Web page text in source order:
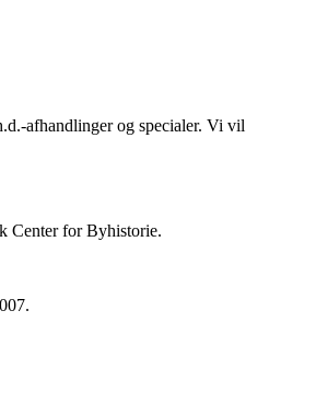
afhandlinger og specialer. Vi vil
Center for Byhistorie.